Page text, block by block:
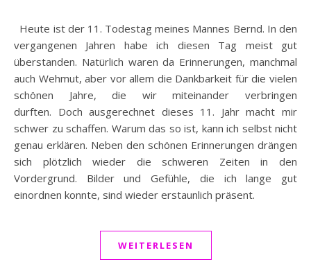
Heute ist der 11. Todestag meines Mannes Bernd. In den
vergangenen Jahren habe ich diesen Tag meist gut
überstanden. Natürlich waren da Erinnerungen, manchmal
auch Wehmut, aber vor allem die Dankbarkeit für die vielen
schönen Jahre, die wir miteinander verbringen
durften. Doch ausgerechnet dieses 11. Jahr macht mir
schwer zu schaffen. Warum das so ist, kann ich selbst nicht
genau erklären. Neben den schönen Erinnerungen drängen
sich plötzlich wieder die schweren Zeiten in den
Vordergrund. Bilder und Gefühle, die ich lange gut
einordnen konnte, sind wieder erstaunlich präsent.
WEITERLESEN